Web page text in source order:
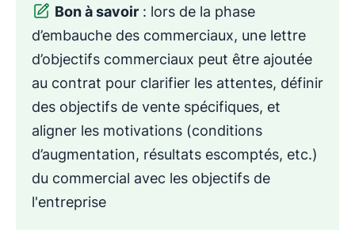
Bon à savoir : lors de la phase
d’embauche des commerciaux, une lettre
d’objectifs commerciaux peut être ajoutée
au contrat pour clarifier les attentes, définir
des objectifs de vente spécifiques, et
aligner les motivations (conditions
d’augmentation, résultats escomptés, etc.)
du commercial avec les objectifs de
l'entreprise